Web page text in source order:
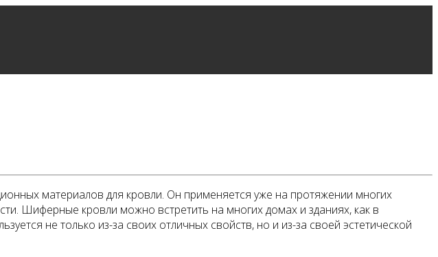
материалов для кровли. Он применяется уже на протяжении многих
Шиферные кровли можно встретить на многих домах и зданиях, как в
не только из-за своих отличных свойств, но и из-за своей эстетической